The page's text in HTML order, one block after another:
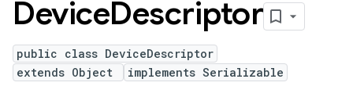
DeviceDescriptor
public class DeviceDescriptor
extends Object
implements Serializable